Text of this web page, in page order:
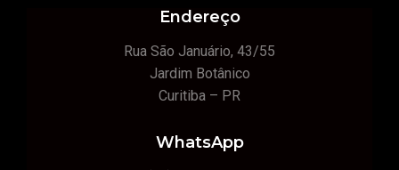
Endereço
Rua São Januário, 43/55
Jardim Botânico
Curitiba – PR
WhatsApp